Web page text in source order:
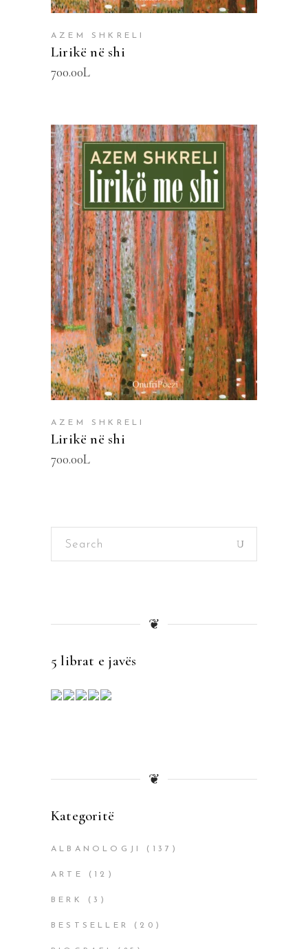
AZEM SHKRELI
Lirikë në shi
700.00L
SHTOJE NË SHPORTË
AZEM SHKRELI
Lirikë në shi
700.00L
Search
❦
5 librat e javës
❦
Kategoritë
ALBANOLOGJI (137)
ARTE (12)
BERK (3)
BESTSELLER (20)